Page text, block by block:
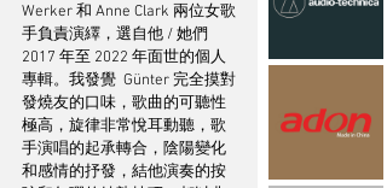
Werker 和 Anne Clark 兩位女歌
手負責演繹，選自他 / 她們
2017 年至 2022 年面世的個人
專輯。我發覺  Günter 完全摸對
發燒友的口味，歌曲的可聽性
極高，旋律非常悅耳動聽，歌
手演唱的起承轉合，陰陽變化
和感情的抒發，結他演奏的按